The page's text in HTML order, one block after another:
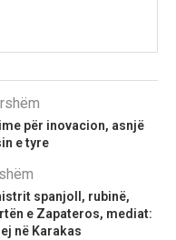
për inovacion, asnjë
e tyre
spanjoll, rubinë,
e Zapateros, mediat:
në Karakas